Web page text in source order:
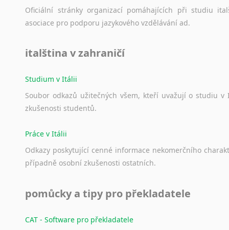
Oficiální stránky organizací pomáhajících při studiu
asociace pro podporu jazykového vzdělávání ad.
italština v zahraničí
Studium v Itálii
Soubor odkazů užitečných všem, kteří uvažují o studiu v
zkušenosti studentů.
Práce v Itálii
Odkazy poskytující cenné informace nekomerčního
případně osobní zkušenosti ostatních.
pomůcky a tipy pro překladatele
CAT - Software pro překladatele